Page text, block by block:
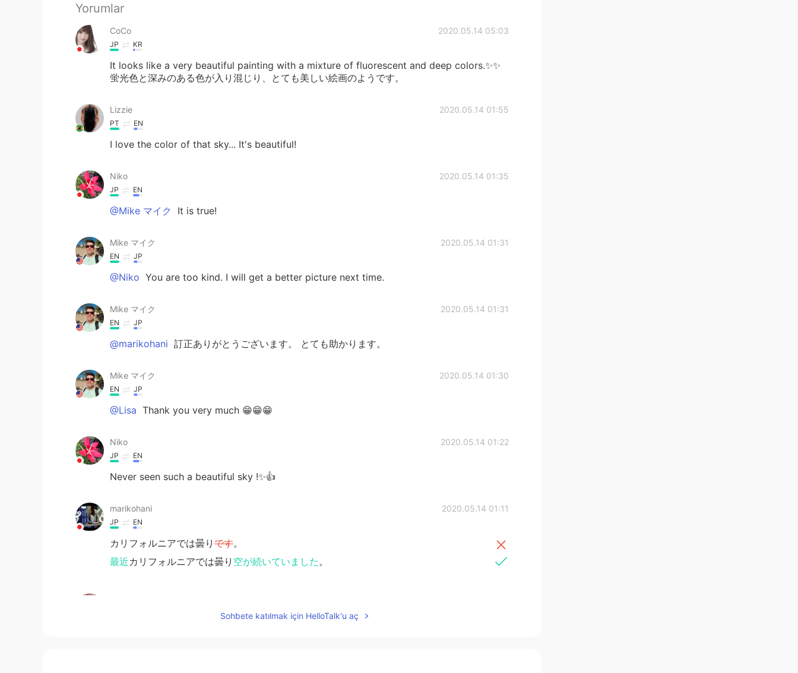
Yorumlar
CoCo 2020.05.14 05:03
JP KR
It looks like a very beautiful painting with a mixture of fluorescent and deep colors.✨✨
蛍光色と深みのある色が入り混じり、とても美しい絵画のようです。
Lizzie 2020.05.14 01:55
PT EN
I love the color of that sky... It's beautiful!
Niko 2020.05.14 01:35
JP EN
@Mike マイク It is true!
Mike マイク 2020.05.14 01:31
EN JP
@Niko You are too kind. I will get a better picture next time.
Mike マイク 2020.05.14 01:31
EN JP
@marikohani 訂正ありがとうございます。 とても助かります。
Mike マイク 2020.05.14 01:30
EN JP
@Lisa Thank you very much 😁😁😁
Niko 2020.05.14 01:22
JP EN
Never seen such a beautiful sky !✨👍
marikohani 2020.05.14 01:11
JP EN
カリフォルニアでは曇り です。
最近カリフォルニアでは曇り 空が続いていました 。
Sohbete katılmak için HelloTalk'u aç